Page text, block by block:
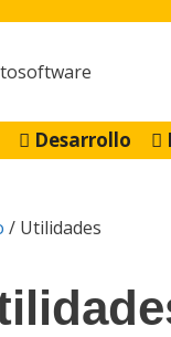
Desarrollo
/ Utilidades